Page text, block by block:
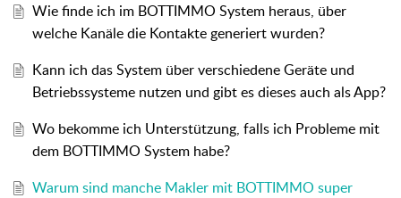
Wie finde ich im BOTTIMMO System heraus, über
welche Kanäle die Kontakte generiert wurden?
Kann ich das System über verschiedene Geräte und
Betriebssysteme nutzen und gibt es dieses auch als App?
Wo bekomme ich Unterstützung, falls ich Probleme mit
dem BOTTIMMO System habe?
Warum sind manche Makler mit BOTTIMMO super